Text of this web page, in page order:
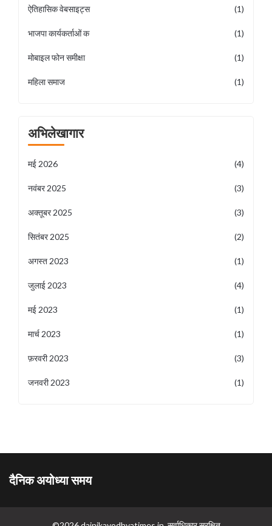
ऐतिहासिक वेबसाइट्स (1)
भाजपा कार्यकर्ताओं क (1)
मोबाइल फोन समीक्षा (1)
महिला समाज (1)
अभिलेखागार
मई 2026 (4)
नवंबर 2025 (3)
अक्तूबर 2025 (3)
सितंबर 2025 (2)
अगस्त 2023 (1)
जुलाई 2023 (4)
मई 2023 (1)
मार्च 2023 (1)
फ़रवरी 2023 (3)
जनवरी 2023 (1)
दैनिक अयोध्या समय